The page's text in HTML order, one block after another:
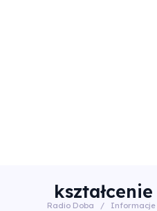
Radio Doba / Informacje